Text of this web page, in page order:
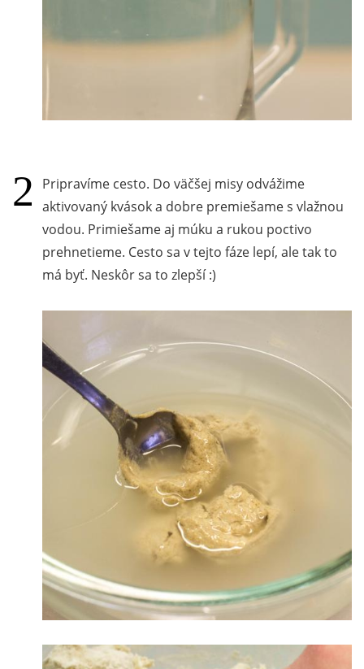
Pripravíme cesto. Do väčšej misy odvážime
aktivovaný kvások a dobre premiešame s vlažnou
vodou. Primiešame aj múku a rukou poctivo
prehnetieme. Cesto sa v tejto fáze lepí, ale tak to
má byť. Neskôr sa to zlepší :)